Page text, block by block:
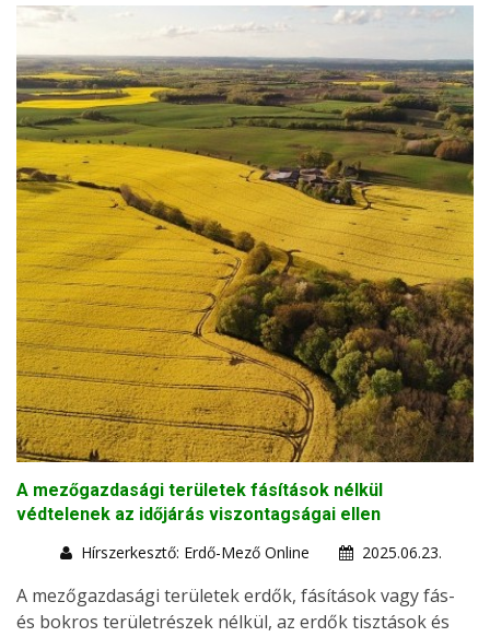
A mezőgazdasági területek fásítások nélkül
védtelenek az időjárás viszontagságai ellen
Hírszerkesztő: Erdő-Mező Online
2025.06.23.
A mezőgazdasági területek erdők, fásítások vagy fás-
és bokros területrészek nélkül, az erdők tisztások és